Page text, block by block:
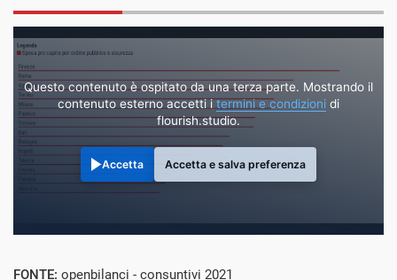
Questo contenuto è ospitato da una terza parte. Mostrando il
contenuto esterno accetti itermini e condizioni di
flourish.studio.
Accetta Accetta e salva preferenza
FONTE: openbilanci - consuntivi 2021